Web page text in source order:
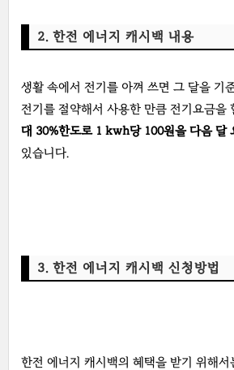
2. 한전 에너지 캐시백 내용
생활 속에서 전기를 아껴 쓰면 그 달을 기
전기를 절약해서 사용한 만큼 전기요금을
대 30%한도로 1 kwh당 100원을 다음 달
있습니다.
3. 한전 에너지 캐시백 신청방법
한전 에너지 캐시백의 혜택을 받기 위해서